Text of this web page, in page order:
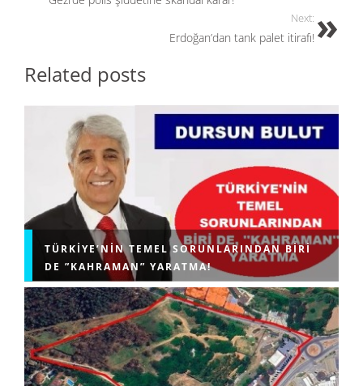
Next:
Erdoğan’dan tank palet itirafı!
Related posts
TÜRKIYE’NIN TEMEL SORUNLARINDAN BIRI
DE ”KAHRAMAN” YARATMA!